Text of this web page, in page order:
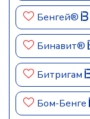
Бенгей®
Бинавит®
Битригам
Бом-Бенге